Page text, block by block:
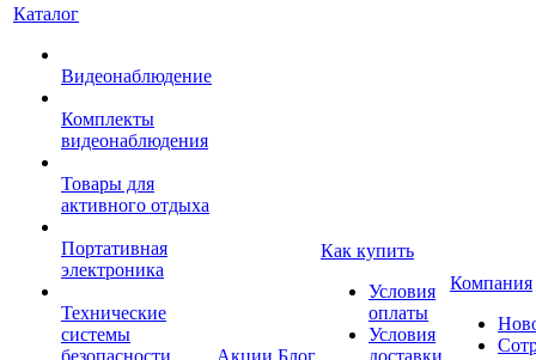
Каталог
Видеонаблюдение
Комплекты
видеонаблюдения
Товары для
активного отдыха
Портативная
электроника
Технические
системы
безопасности
Акции Блог
Как купить
Условия
оплаты
Условия
доставки
Компания